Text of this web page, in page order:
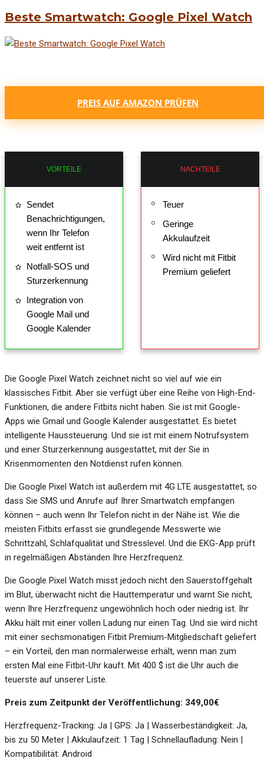
Beste Smartwatch: Google Pixel Watch
PREIS AUF AMAZON PRÜFEN
VORTEILE
Sendet
Benachrichtigungen,
wenn Ihr Telefon
weit entfernt ist
Notfall-SOS und
Sturzerkennung
Integration von
Google Mail und
Google Kalender
NACHTEILE
Teuer
Geringe
Akkulaufzeit
Wird nicht mit Fitbit
Premium geliefert
Die Google Pixel Watch zeichnet nicht so viel auf wie ein
klassisches Fitbit. Aber sie verfügt über eine Reihe von High-End-
Funktionen, die andere Fitbits nicht haben. Sie ist mit Google-
Apps wie Gmail und Google Kalender ausgestattet. Es bietet
intelligente Haussteuerung. Und sie ist mit einem Notrufsystem
und einer Sturzerkennung ausgestattet, mit der Sie in
Krisenmomenten den Notdienst rufen können.
Die Google Pixel Watch ist außerdem mit 4G LTE ausgestattet, so
dass Sie SMS und Anrufe auf Ihrer Smartwatch empfangen
können – auch wenn Ihr Telefon nicht in der Nähe ist. Wie die
meisten Fitbits erfasst sie grundlegende Messwerte wie
Schrittzahl, Schlafqualität und Stresslevel. Und die EKG-App prüft
in regelmäßigen Abständen Ihre Herzfrequenz.
Die Google Pixel Watch misst jedoch nicht den Sauerstoffgehalt
im Blut, überwacht nicht die Hauttemperatur und warnt Sie nicht,
wenn Ihre Herzfrequenz ungewöhnlich hoch oder niedrig ist. Ihr
Akku hält mit einer vollen Ladung nur einen Tag. Und sie wird nicht
mit einer sechsmonatigen Fitbit Premium-Mitgliedschaft geliefert
– ein Vorteil, den man normalerweise erhält, wenn man zum
ersten Mal eine Fitbit-Uhr kauft. Mit 400 $ ist die Uhr auch die
teuerste auf unserer Liste.
Preis zum Zeitpunkt der Veröffentlichung: 349,00€
Herzfrequenz-Tracking: Ja | GPS: Ja | Wasserbeständigkeit: Ja,
bis zu 50 Meter | Akkulaufzeit: 1 Tag | Schnellaufladung: Nein |
Kompatibilität: Android